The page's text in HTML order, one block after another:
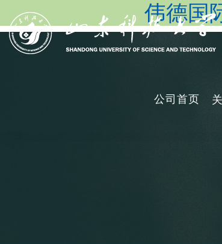
伟德国
公司首页